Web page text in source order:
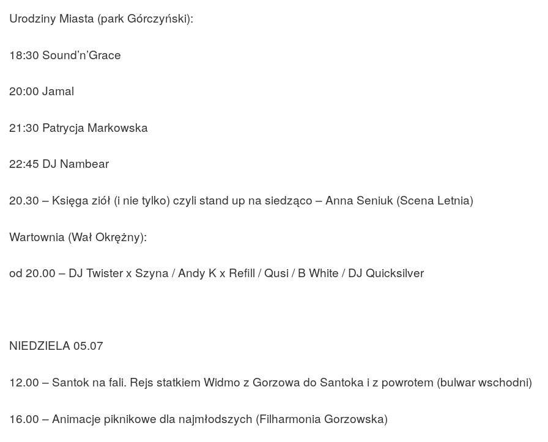
Urodziny Miasta (park Górczyński):
18:30 Sound’n’Grace
20:00 Jamal
21:30 Patrycja Markowska
22:45 DJ Nambear
20.30 – Księga ziół (i nie tylko) czyli stand up na siedząco – Anna Seniuk (Scena Letnia)
Wartownia (Wał Okrężny):
od 20.00 – DJ Twister x Szyna / Andy K x Refill / Qusi / B White / DJ Quicksilver
NIEDZIELA 05.07
12.00 – Santok na fali. Rejs statkiem Widmo z Gorzowa do Santoka i z powrotem (bulwar wschodni)
16.00 – Animacje piknikowe dla najmłodszych (Filharmonia Gorzowska)